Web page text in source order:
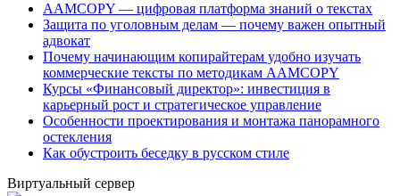
AAMCOPY — цифровая платформа знаний о текстах
Защита по уголовным делам — почему важен опытный
адвокат
Почему начинающим копирайтерам удобно изучать
коммерческие тексты по методикам AAMCOPY
Курсы «Финансовый директор»: инвестиция в
карьерный рост и стратегическое управление
Особенности проектирования и монтажа панорамного
остекления
Как обустроить беседку в русском стиле
Виртуальный сервер